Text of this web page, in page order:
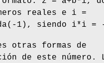
reales e i =
1), siendo i*i =
otras formas de
de este número.